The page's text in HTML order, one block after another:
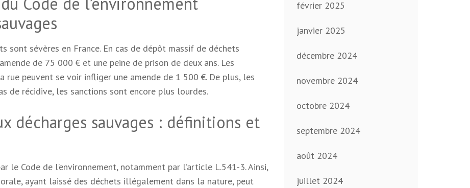
sont sévères en France. En cas de dépôt massif de déchets
de 75 000 € et une peine de prison de deux ans. Les
peuvent se voir infliger une amende de 1 500 €. De plus, les
de récidive, les sanctions sont encore plus lourdes.
décharges sauvages : définitions et
le Code de l’environnement, notamment par l’article L.541-3. Ainsi,
ayant laissé des déchets illégalement dans la nature, peut
février 2025
janvier 2025
décembre 2024
novembre 2024
octobre 2024
septembre 2024
août 2024
juillet 2024